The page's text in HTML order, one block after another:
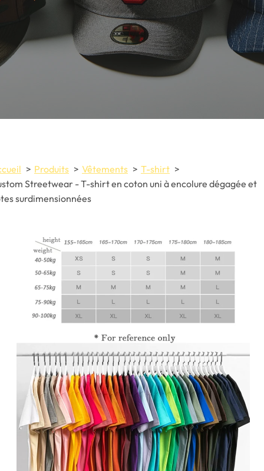
Produits Vêtements
T-shirt
Streetwear - T-shirt en coton uni à encolure dégagée et
surdimensionnées